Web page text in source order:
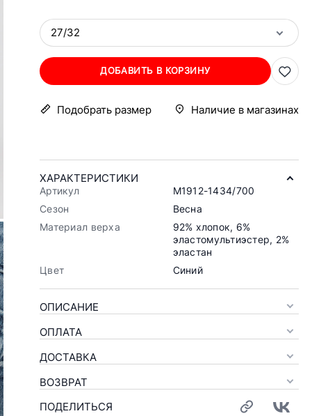
27/32
ДОБАВИТЬ В КОРЗИНУ
Подобрать размер Наличие в магазинах
ХАРАКТЕРИСТИКИ
Артикул
M1912-1434/700
Сезон
Весна
Материал верха
92% хлопок, 6%
эластомультиэстер, 2%
эластан
Цвет
Синий
ОПИСАНИЕ
ОПЛАТА
ДОСТАВКА
ВОЗВРАТ
ПОДЕЛИТЬСЯ